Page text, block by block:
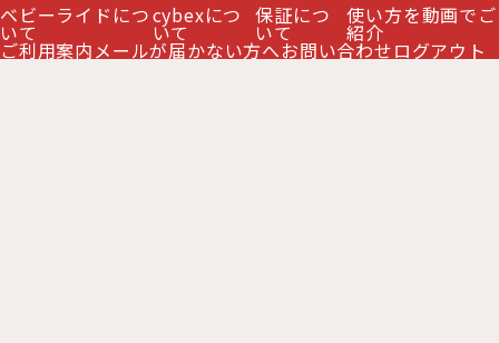
ベビーライドにつ
いて
cybexにつ
いて
保証につ
いて
使い方を動画でご
紹介
ご利用案内メールが届かない方へお問い合わせログアウト
絞り込む
全商品一覧
ミオス2026年モデル